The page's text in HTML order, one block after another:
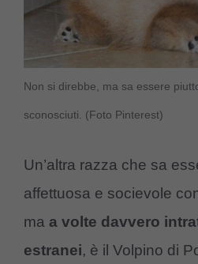
Non si direbbe, ma sa essere
sconosciuti. (Foto Pinterest)
Un’altra razza che sa
affettuosa e socievole
ma a volte davvero
estranei, è il Volpino di